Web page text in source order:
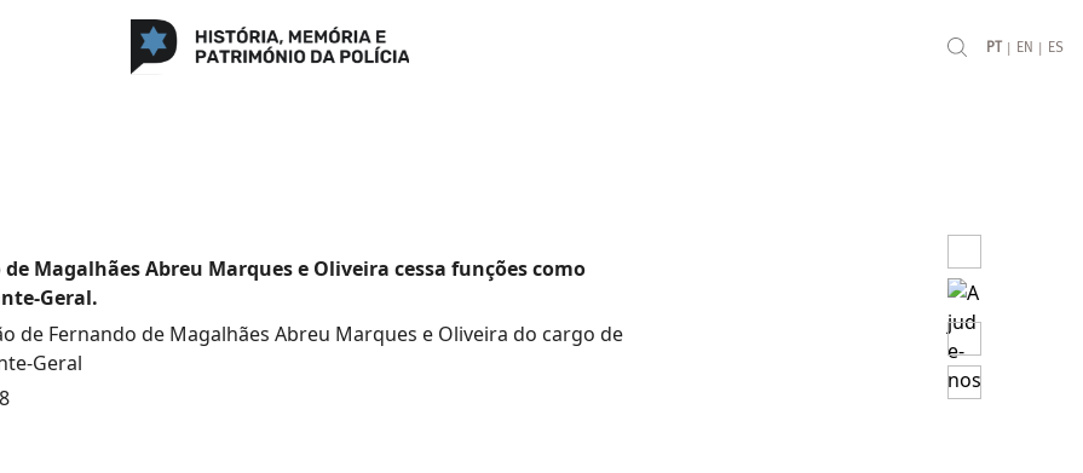
PT | EN | ES
Magalhães Abreu Marques e Oliveira cessa funções como
Geral.
de Fernando de Magalhães Abreu Marques e Oliveira do cargo de
Geral